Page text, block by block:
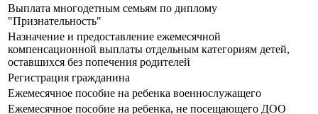
Выплата многодетным семьям по диплому
"Признательность"
Назначение и предоставление ежемесячной
компенсационной выплаты отдельным категориям детей,
оставшихся без попечения родителей
Регистрация гражданина
Ежемесячное пособие на ребенка военнослужащего
Ежемесячное пособие на ребенка, не посещающего ДОО